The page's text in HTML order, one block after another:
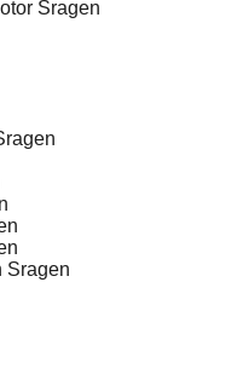
Sragen
Sragen